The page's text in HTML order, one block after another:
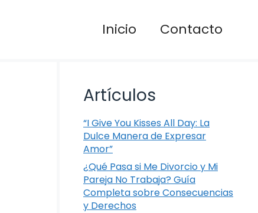
Inicio Contacto
Artículos
“I Give You Kisses All Day: La
Dulce Manera de Expresar
Amor”
¿Qué Pasa si Me Divorcio y Mi
Pareja No Trabaja? Guía
Completa sobre Consecuencias
y Derechos